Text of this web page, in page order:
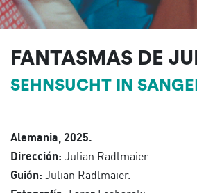
FANTASMAS DE
SEHNSUCHT IN
Alemania, 2025.
Dirección: Julian Radlmaier.
Guión: Julian Radlmaier.